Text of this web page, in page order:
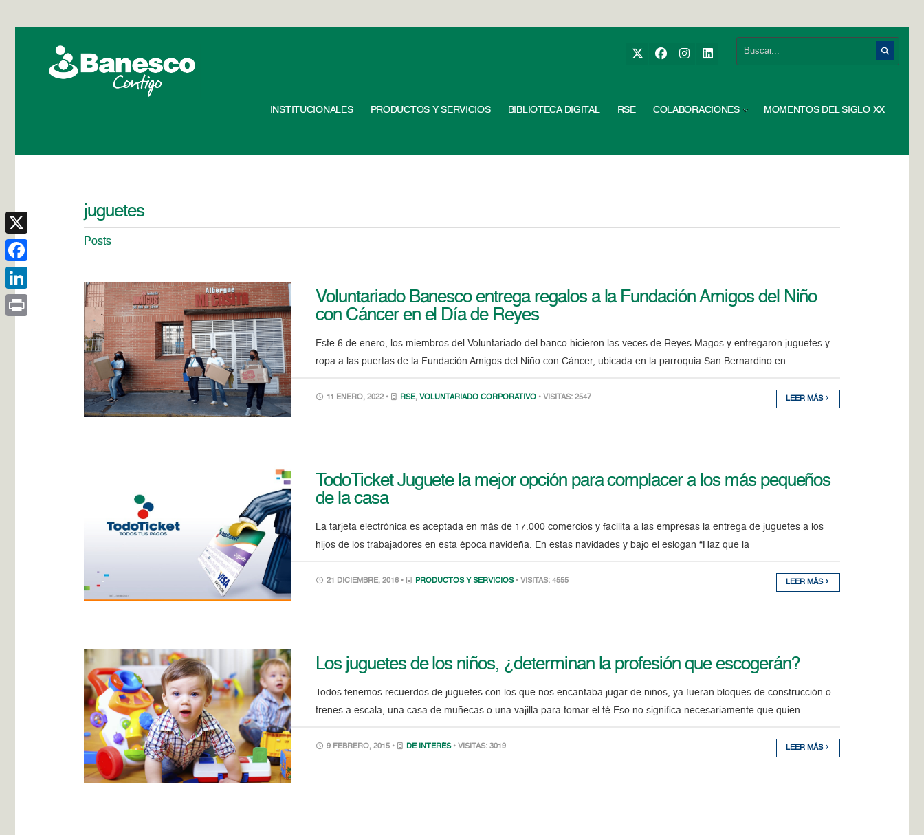
INSTITUCIONALES PRODUCTOS Y SERVICIOS BIBLIOTECA DIGITAL RSE COLABORACIONES MOMENTOS DEL SIGLO XX
juguetes
Posts
Voluntariado Banesco entrega regalos a la Fundación Amigos del Niño
con Cáncer en el Día de Reyes
Este 6 de enero, los miembros del Voluntariado del banco hicieron las veces de Reyes Magos y entregaron juguetes y
ropa a las puertas de la Fundación Amigos del Niño con Cáncer, ubicada en la parroquia San Bernardino en
11 ENERO, 2022 • RSE,VOLUNTARIADO CORPORATIVO • VISITAS: 2547 LEER MÁS
TodoTicket Juguete la mejor opción para complacer a los más pequeños
de la casa
La tarjeta electrónica es aceptada en más de 17.000 comercios y facilita a las empresas la entrega de juguetes a los
hijos de los trabajadores en esta época navideña. En estas navidades y bajo el eslogan “Haz que la
21 DICIEMBRE, 2016 • PRODUCTOS Y SERVICIOS • VISITAS: 4555 LEER MÁS
Los juguetes de los niños, ¿determinan la profesión que escogerán?
Todos tenemos recuerdos de juguetes con los que nos encantaba jugar de niños, ya fueran bloques de construcción o
trenes a escala, una casa de muñecas o una vajilla para tomar el té.Eso no significa necesariamente que quien
9 FEBRERO, 2015 • DE INTERÉS • VISITAS: 3019 LEER MÁS
X
Facebook
LinkedIn